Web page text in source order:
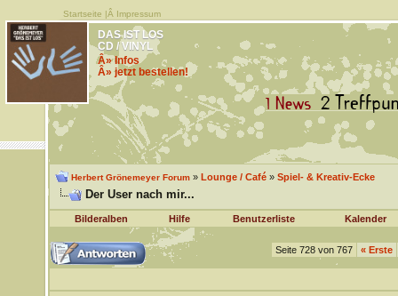
Startseite |Â Impressum
DAS IST LOS
CD / VINYL
Â» Infos
Â» jetzt bestellen!
Herbert Grönemeyer Forum» Lounge / Café» Spiel- & Kreativ-Ecke
Der User nach mir...
Bilderalben Hilfe Benutzerliste Kalender
Seite 728 von 767 «Erste